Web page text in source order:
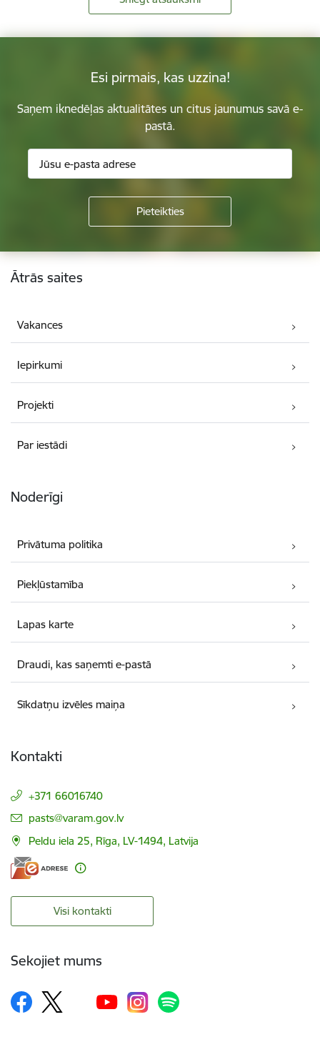
Esi pirmais, kas uzzina!
Saņem iknedēļas aktualitātes un citus jaunumus savā e-
pastā.
Kājene
Ātrās saites
Vakances
Iepirkumi
Projekti
Par iestādi
Noderīgi
Privātuma politika
Piekļūstamība
Lapas karte
Draudi, kas saņemti e-pastā
Sīkdatņu izvēles maiņa
Kontakti
+371 66016740
E-pasts:
pasts@varam.gov.lv
Peldu iela 25, Rīga, LV-1494, Latvija
Visi kontakti
Sekojiet mums